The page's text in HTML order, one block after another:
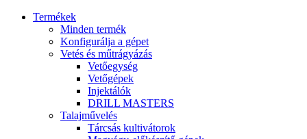
Termékek
Minden termék
Konfigurálja a gépet
Vetés és műtrágyázás
Vetőegység
Vetőgépek
Injektálók
DRILL MASTERS
Talajművelés
Tárcsás kultivátorok